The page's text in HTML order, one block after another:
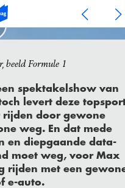
circuit,
hybride
helpt
vooruit
beeld Formule 1
spektakelshow van
levert deze
rijden door gewone
weg. En dat mede
en diepgaande data-
moet weg, voor Max
rijden met een
e-auto.